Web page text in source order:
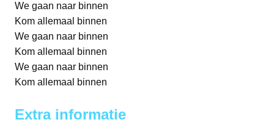
We gaan naar binnen
Kom allemaal binnen
We gaan naar binnen
Kom allemaal binnen
We gaan naar binnen
Kom allemaal binnen
Extra informatie